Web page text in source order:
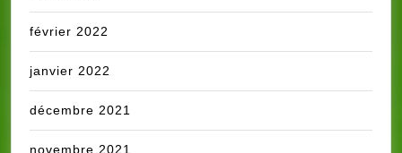
février 2022
janvier 2022
décembre 2021
novembre 2021